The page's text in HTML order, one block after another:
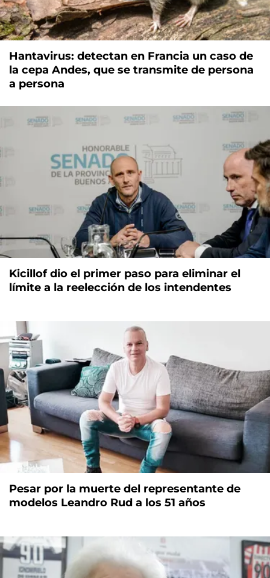
Hantavirus: detectan en Francia un caso de
la cepa Andes, que se transmite de persona
a persona
Kicillof dio el primer paso para eliminar el
límite a la reelección de los intendentes
Pesar por la muerte del representante de
modelos Leandro Rud a los 51 años